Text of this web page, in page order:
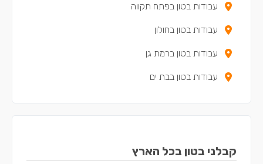
עבודות בטון בפתח תקווה
עבודות בטון בחולון
עבודות בטון ברמת גן
עבודות בטון בבת ים
קבלני בטון בכל הארץ